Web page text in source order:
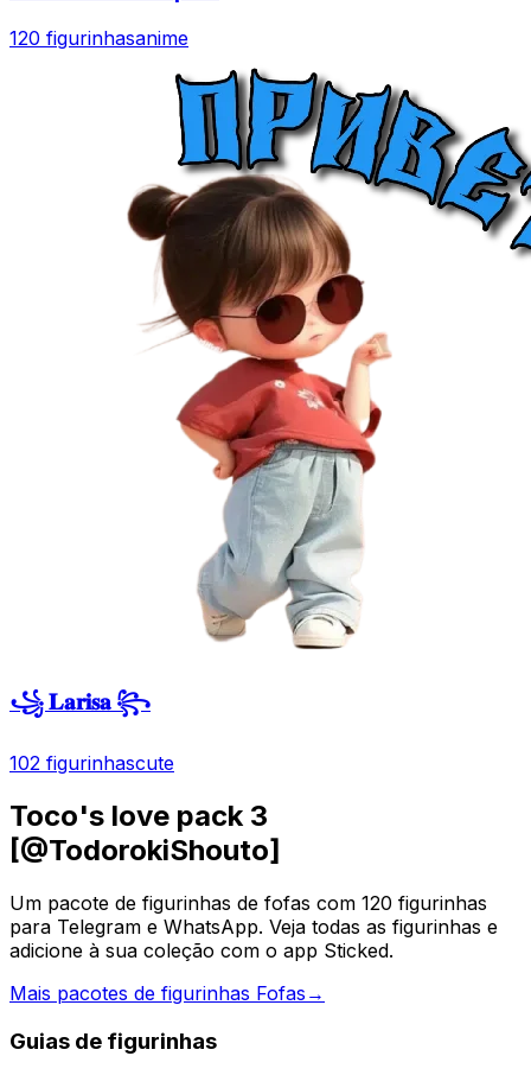
120 figurinhasanime
꧁ 𝐋𝐚𝐫𝐢𝐬𝐚 ꧂
102 figurinhascute
Toco's love pack 3
[@TodorokiShouto]
Um pacote de figurinhas de fofas com 120 figurinhas
para Telegram e WhatsApp. Veja todas as figurinhas e
adicione à sua coleção com o app Sticked.
Mais pacotes de figurinhas Fofas →
Guias de figurinhas